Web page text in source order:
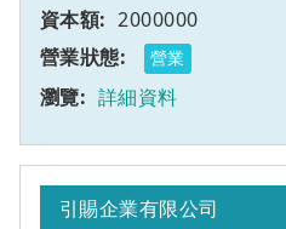
2000000
營業
詳細資料
引賜企業有限公司